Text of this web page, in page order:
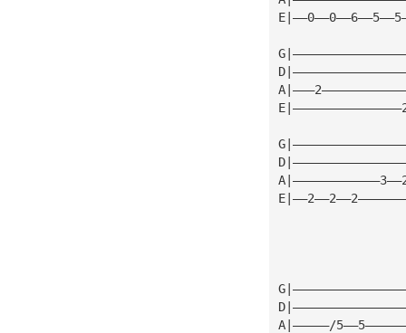
A|—————/